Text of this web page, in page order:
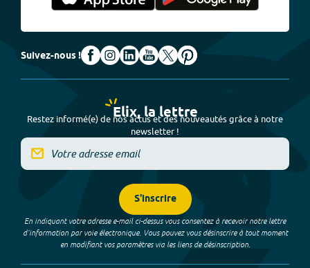
Suivez-nous !
Elix, la lettre
Restez informé(e) de nos actus et des nouveautés grâce à notre
newsletter !
S'inscrire
En indiquant votre adresse e-mail ci-dessus vous consentez à recevoir notre lettre
d’information par voie électronique. Vous pouvez vous désinscrire à tout moment
en modifiant vos paramètres via les liens de désinscription.